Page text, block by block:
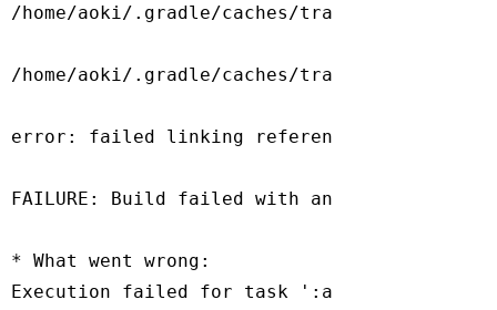
/home/aoki/.gradle/caches/transforms
/home/aoki/.gradle/caches/transforms
error: failed linking references.
FAILURE: Build failed with an exception.
* What went wrong:
Execution failed for task